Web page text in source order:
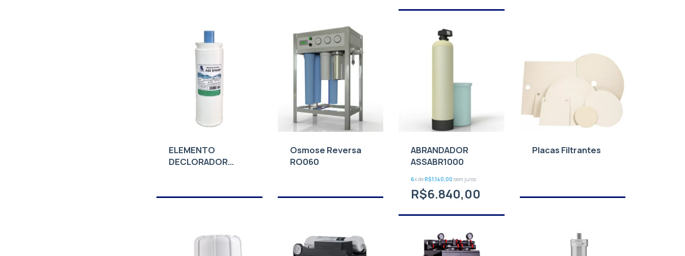
ELEMENTO
DECLORADOR
Osmose Reversa
RO060
ABRANDADOR
ASSABR1000
6x deR$1.140,00 sem juros
R$6.840,00
Placas Filtrantes